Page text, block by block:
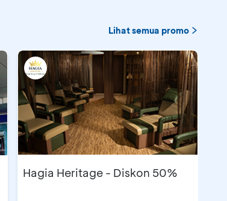
Lihat semua promo
Hagia Heritage - Diskon 50%